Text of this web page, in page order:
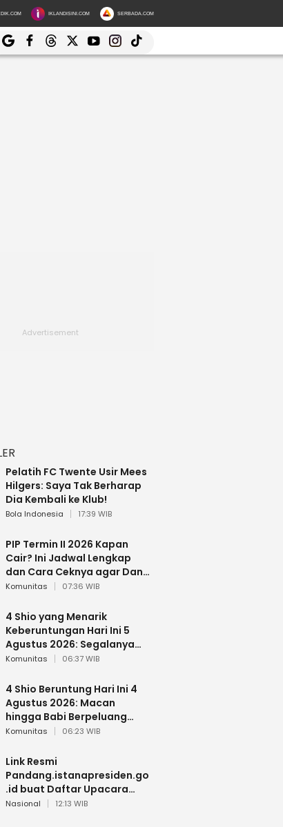
IKLANDISINI.COM SERBADA.COM
Pelatih FC Twente Usir Mees
Hilgers: Saya Tak Berharap
Dia Kembali ke Klub!
Bola Indonesia 17:39 WIB
PIP Termin II 2026 Kapan
Cair? Ini Jadwal Lengkap
dan Cara Ceknya agar Dana
Tidak Hangus!
Komunitas 07:36 WIB
4 Shio yang Menarik
Keberuntungan Hari Ini 5
Agustus 2026: Segalanya
Berjalan Lancar
Komunitas 06:37 WIB
4 Shio Beruntung Hari Ini 4
Agustus 2026: Macan
hingga Babi Berpeluang
Dapat Kabar Baik
Komunitas 06:23 WIB
Link Resmi
Pandang.istanapresiden.go
.id buat Daftar Upacara
Bendera HUT RI di Istana
Nasional 12:13 WIB